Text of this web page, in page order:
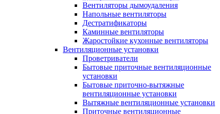
Вентиляторы дымоудаления
Напольные вентиляторы
Дестратификаторы
Каминные вентиляторы
Жаростойкие кухонные вентиляторы
Вентиляционные установки
Проветриватели
Бытовые приточные вентиляционные
установки
Бытовые приточно-вытяжные
вентиляционные установки
Вытяжные вентиляционные установки
Приточные вентиляционные